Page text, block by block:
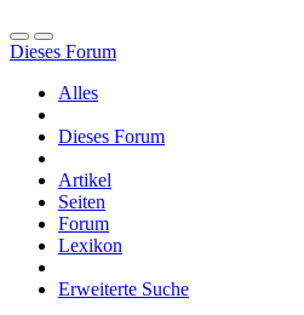
Dieses Forum
Alles
Dieses Forum
Artikel
Seiten
Forum
Lexikon
Erweiterte Suche